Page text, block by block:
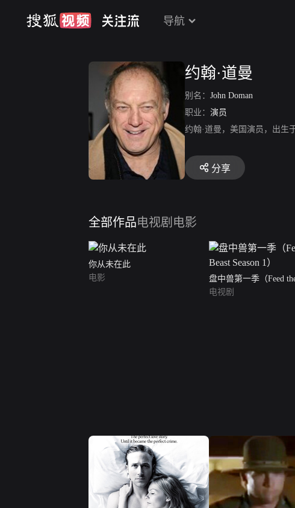
导航
约翰·道曼
别名： John Doman
职业： 演员
约翰·道曼，美国演员，出生
分享
全部作品电视剧 电影
你从未在此
电影
盘中兽第一季（Feed
Season 1）
电视剧